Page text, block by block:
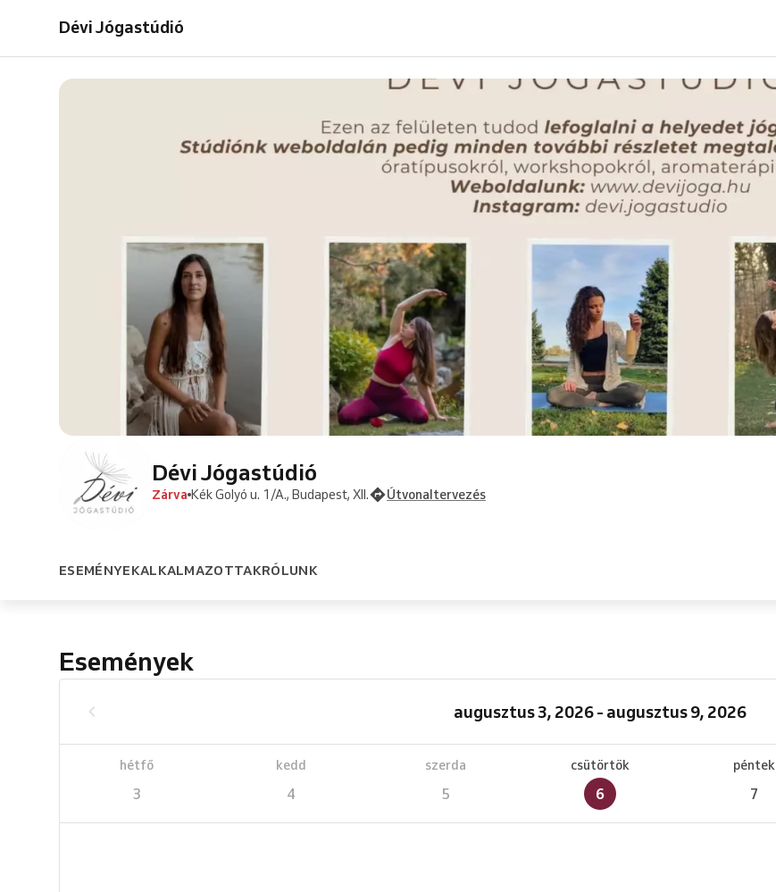
Dévi Jógastúdió
Dévi Jógastúdió
Zárva Kék Golyó u. 1/A., Budapest, XII. Útvonaltervezés
ESEMÉNYEKALKALMAZOTTAKRÓLUNK
Események
augusztus 3, 2026 - augusztus 9, 2026
hétfő
3
kedd
4
szerda
5
csütörtök
6
péntek
7